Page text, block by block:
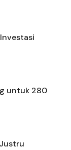
untuk 280